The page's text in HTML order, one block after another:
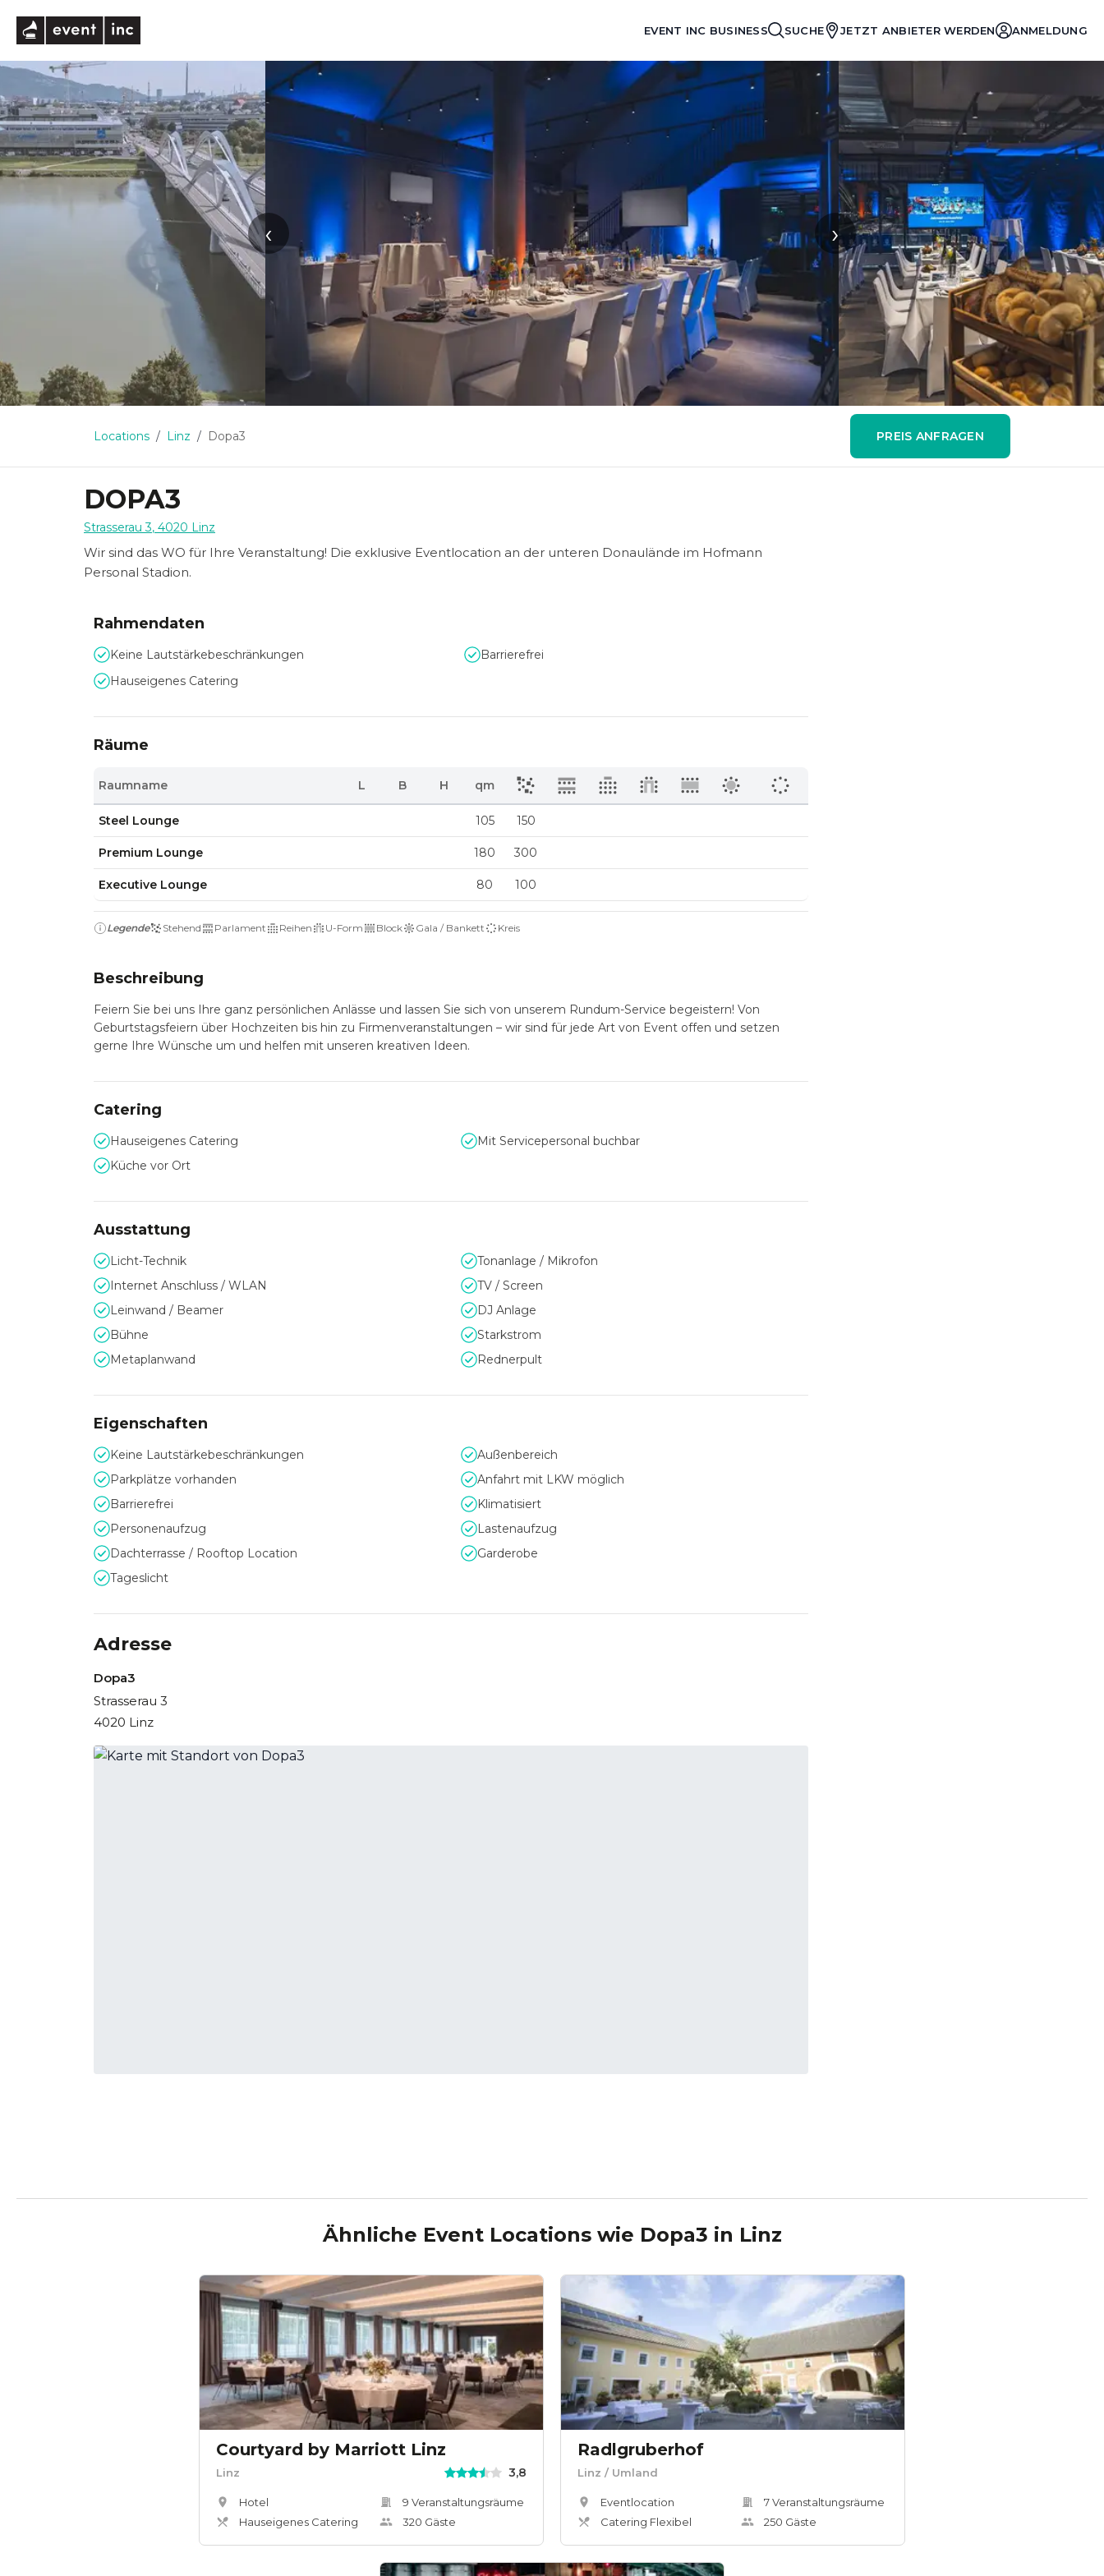
EVENT INC BUSINESS SUCHE JETZT ANBIETER WERDEN ANMELDUNG
‹ ›
Locations Linz Dopa3 PREIS ANFRAGEN
DOPA3
Strasserau 3, 4020 Linz
Wir sind das WO für Ihre Veranstaltung! Die exklusive Eventlocation an der unteren Donaulände im Hofmann
Personal Stadion.
Rahmendaten
Keine Lautstärkebeschränkungen
Barrierefrei
Hauseigenes Catering
Räume
Raumname L B H qm
Steel Lounge 105 150
Premium Lounge 180 300
Executive Lounge 80 100
Legende Stehend Parlament Reihen U-Form Block Gala / Bankett Kreis
Beschreibung
Feiern Sie bei uns Ihre ganz persönlichen Anlässe und lassen Sie sich von unserem Rundum-Service begeistern! Von
Geburtstagsfeiern über Hochzeiten bis hin zu Firmenveranstaltungen – wir sind für jede Art von Event offen und setzen
gerne Ihre Wünsche um und helfen mit unseren kreativen Ideen.
Catering
Hauseigenes Catering
Mit Servicepersonal buchbar
Küche vor Ort
Ausstattung
Licht-Technik
Tonanlage / Mikrofon
Internet Anschluss / WLAN
TV / Screen
Leinwand / Beamer
DJ Anlage
Bühne
Starkstrom
Metaplanwand
Rednerpult
Eigenschaften
Keine Lautstärkebeschränkungen
Außenbereich
Parkplätze vorhanden
Anfahrt mit LKW möglich
Barrierefrei
Klimatisiert
Personenaufzug
Lastenaufzug
Dachterrasse / Rooftop Location
Garderobe
Tageslicht
Adresse
Dopa3
Strasserau 3
4020 Linz
Ähnliche Event Locations wie Dopa3 in Linz
Courtyard by Marriott Linz
Linz 3,8
Hotel
Hauseigenes Catering
9 Veranstaltungsräume
320 Gäste
Radlgruberhof
Linz / Umland
Eventlocation
Catering Flexibel
7Veranstaltungsräume
250 Gäste